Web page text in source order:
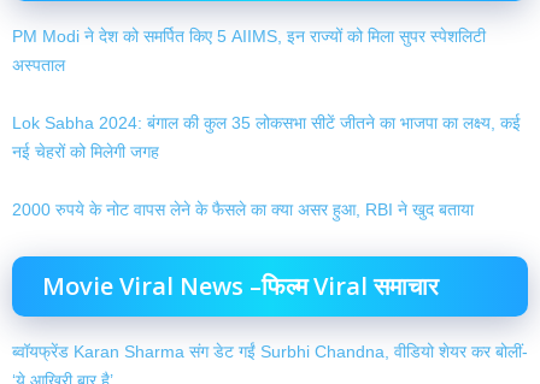
PM Modi ने देश को समर्पित किए 5 AIIMS, इन राज्यों को मिला सुपर स्पेशलिटी
अस्पताल
Lok Sabha 2024: बंगाल की कुल 35 लोकसभा सीटें जीतने का भाजपा का लक्ष्य, कई
नई चेहरों को मिलेगी जगह
2000 रुपये के नोट वापस लेने के फैसले का क्या असर हुआ, RBI ने खुद बताया
Movie Viral News –फिल्म Viral समाचार
ब्वॉयफ्रेंड Karan Sharma संग डेट गईं Surbhi Chandna, वीडियो शेयर कर बोलीं-
‘ये आखिरी बार है’